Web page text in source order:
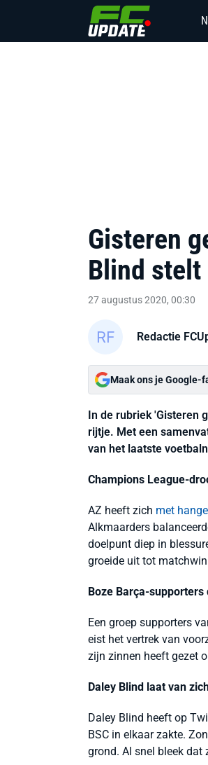
Gisteren
Blind
27 augustus 2020, 00:30
Redactie
Maak ons je Google-
In de rubriek 'Gisteren
rijtje. Met een
van het laatste
Champions League-
AZ heeft zich met
Alkmaarders
doelpunt diep in
groeide uit tot
Boze Barça-
Een groep supporters
eist het vertrek van
zijn zinnen heeft gezet
Daley Blind laat van
Daley Blind heeft op
BSC in elkaar zakte.
grond. Al snel bleek dat